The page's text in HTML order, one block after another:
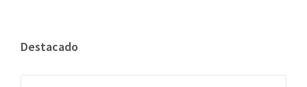
Destacado